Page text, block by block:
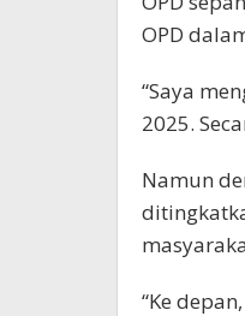
OPD
“Saya
2025.
Namun
“Ke